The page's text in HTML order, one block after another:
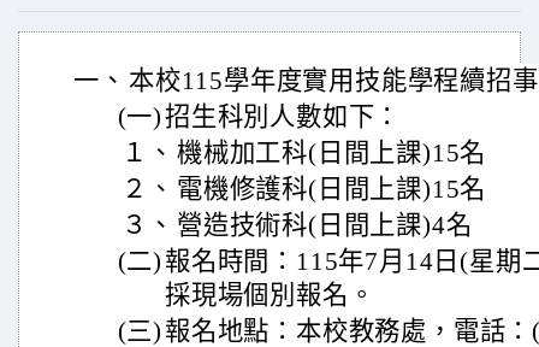
一、 本校115學年度實用技能學程續招
(一)招生科別人數如下：
１、 機械加工科(日間上課)15名
２、 電機修護科(日間上課)15名
３、 營造技術科(日間上課)4名
(二) 報名時間：115年7月14日(星期
採現場個別報名。
(三) 報名地點：本校教務處，電話